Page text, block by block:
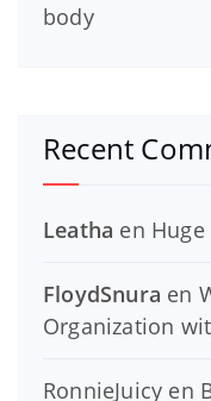
body
Recent
Leatha en Huge
FloydSnura en
Organization
RonnieJuicy en